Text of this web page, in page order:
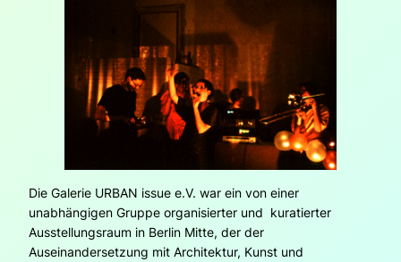
Die Galerie URBAN issue e.V. war ein von einer
unabhängigen Gruppe organisierter und kuratierter
Ausstellungsraum in Berlin Mitte, der der
Auseinandersetzung mit Architektur, Kunst und